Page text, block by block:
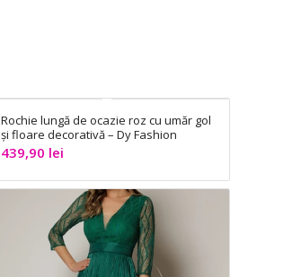
Rochie lungă de ocazie roz cu umăr gol
și floare decorativă – Dy Fashion
439,90 lei